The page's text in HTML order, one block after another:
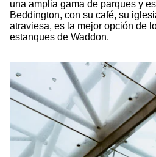
una amplia gama de parques y
Beddington, con su café, su
atraviesa, es la mejor opción de
estanques de Waddon.